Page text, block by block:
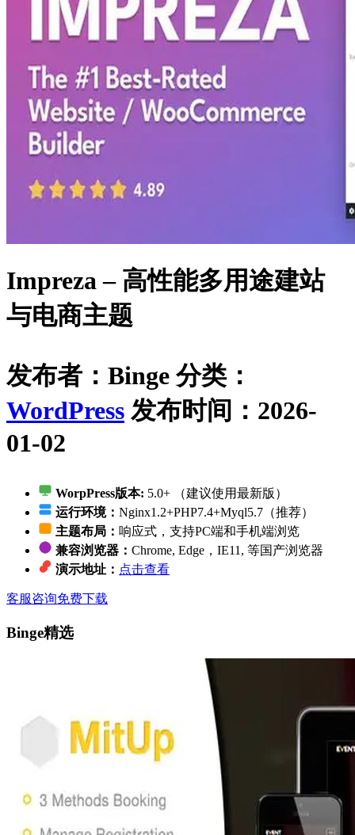
Impreza – 高性能多用途建站
与电商主题
发布者：Binge 分类：
WordPress 发布时间：2026-
01-02
WorpPress版本: 5.0+ （建议使用最新版）
运行环境： Nginx1.2+PHP7.4+Myql5.7（推荐）
主题布局： 响应式，支持PC端和手机端浏览
兼容浏览器： Chrome, Edge，IE11, 等国产浏览器
演示地址： 点击查看
客服咨询免费下载
Binge精选